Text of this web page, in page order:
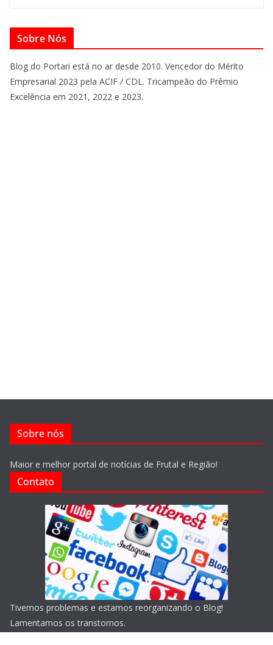
Sobre Nós
Blog do Portari está no ar desde 2010. Vencedor do Mérito
Empresarial 2023 pela ACIF / CDL. Tricampeão do Prêmio
Excelência em 2021, 2022 e 2023.
Sobre nós
Maior e melhor portal de notícias de Frutal e Região!
Contato
Tivemos problemas e estamos reorganizando o Blog!
Lamentamos os transtornos.